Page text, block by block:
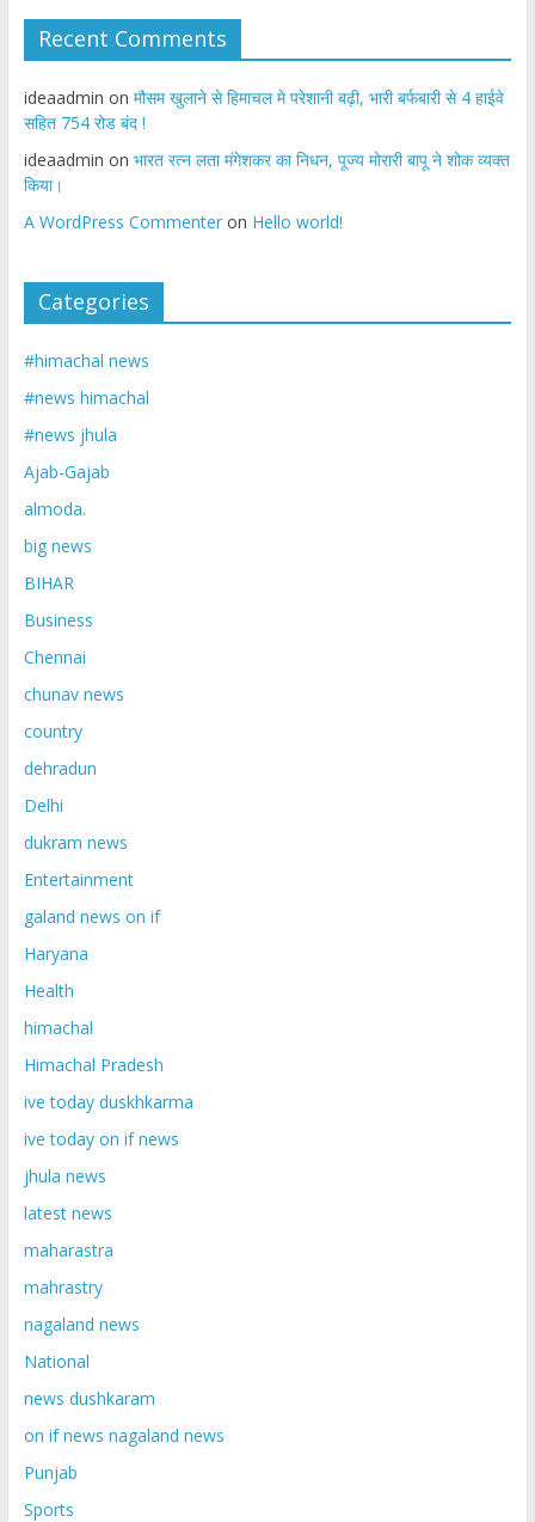
Recent Comments
ideaadmin on मौसम खुलाने से हिमाचल मे परेशानी बढ़ी, भारी बर्फबारी से 4 हाईवे
सहित 754 रोड बंद !
ideaadmin on भारत रत्न लता मंगेशकर का निधन, पूज्य मोरारी बापू ने शोक व्यक्त
किया।
A WordPress Commenteron Hello world!
Categories
#himachal news
#news himachal
#news jhula
Ajab-Gajab
almoda.
big news
BIHAR
Business
Chennai
chunav news
country
dehradun
Delhi
dukram news
Entertainment
galand news on if
Haryana
Health
himachal
Himachal Pradesh
ive today duskhkarma
ive today on if news
jhula news
latest news
maharastra
mahrastry
nagaland news
National
news dushkaram
on if news nagaland news
Punjab
Sports